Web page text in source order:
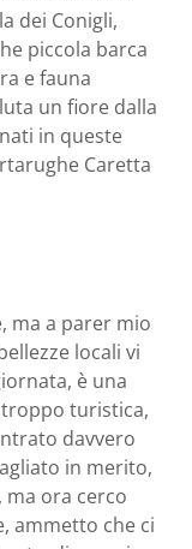
dei Conigli,
piccola barca
e fauna
un fiore dalla
in queste
Caretta
ma a parer mio
locali vi
è una
turistica,
davvero
in merito,
ma ora cerco
ammetto che ci